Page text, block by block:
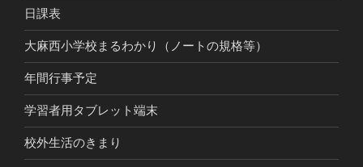
日課表
大麻西小学校まるわかり（ノートの規格等）
年間行事予定
学習者用タブレット端末
校外生活のきまり